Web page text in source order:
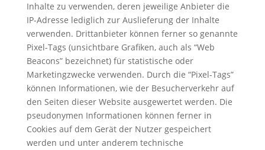
Inhalte zu verwenden, deren jeweilige Anbieter die
IP-Adresse lediglich zur Auslieferung der Inhalte
verwenden. Drittanbieter können ferner so genannte
Pixel-Tags (unsichtbare Grafiken, auch als “Web
Beacons” bezeichnet) für statistische oder
Marketingzwecke verwenden. Durch die “Pixel-Tags”
können Informationen, wie der Besucherverkehr auf
den Seiten dieser Website ausgewertet werden. Die
pseudonymen Informationen können ferner in
Cookies auf dem Gerät der Nutzer gespeichert
werden und unter anderem technische